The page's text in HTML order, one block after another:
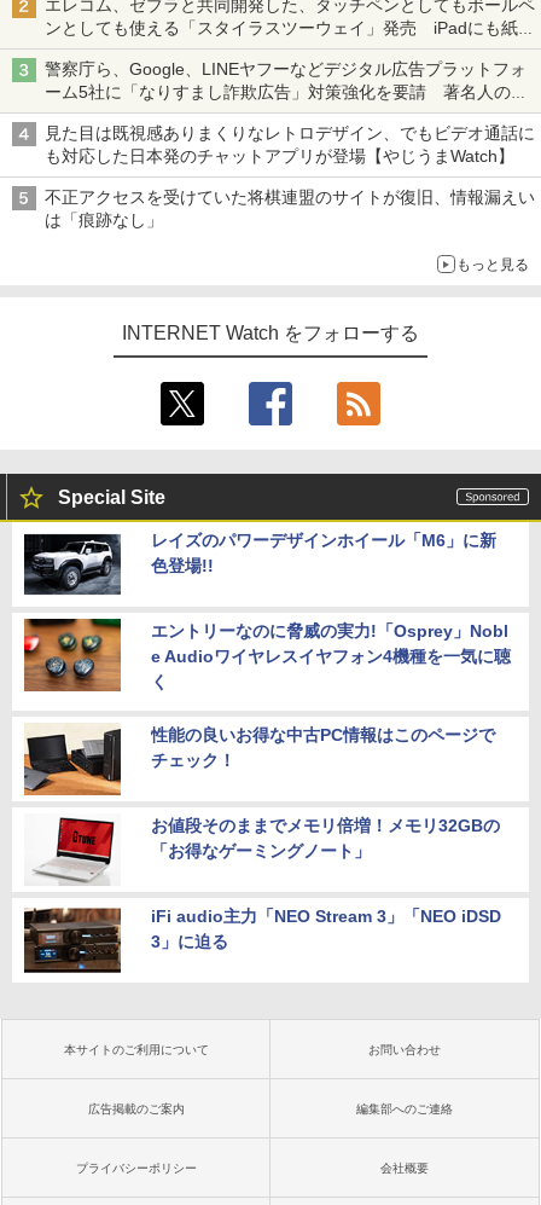
エレコム、ゼブラと共同開発した、タッチペンとしてもボールペ
ンとしても使える「スタイラスツーウェイ」発売 iPadにも紙に
も、持ち替えずに書き込める
警察庁ら、Google、LINEヤフーなどデジタル広告プラットフォ
ーム5社に「なりすまし詐欺広告」対策強化を要請 著名人の写
真や映像を使った投資詐欺などへの対策として
見た目は既視感ありまくりなレトロデザイン、でもビデオ通話に
も対応した日本発のチャットアプリが登場【やじうまWatch】
不正アクセスを受けていた将棋連盟のサイトが復旧、情報漏えい
は「痕跡なし」
もっと見る
INTERNET Watch をフォローする
Special Site
レイズのパワーデザインホイール「M6」に新
色登場!!
エントリーなのに脅威の実力!「Osprey」Nobl
e Audioワイヤレスイヤフォン4機種を一気に聴
く
性能の良いお得な中古PC情報はこのページで
チェック！
お値段そのままでメモリ倍増！メモリ32GBの
「お得なゲーミングノート」
iFi audio主力「NEO Stream 3」「NEO iDSD
3」に迫る
本サイトのご利用について お問い合わせ
広告掲載のご案内 編集部へのご連絡
プライバシーポリシー 会社概要